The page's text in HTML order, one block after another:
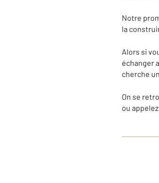
Notre
la
Alors si
échanger
cherche
On se
ou